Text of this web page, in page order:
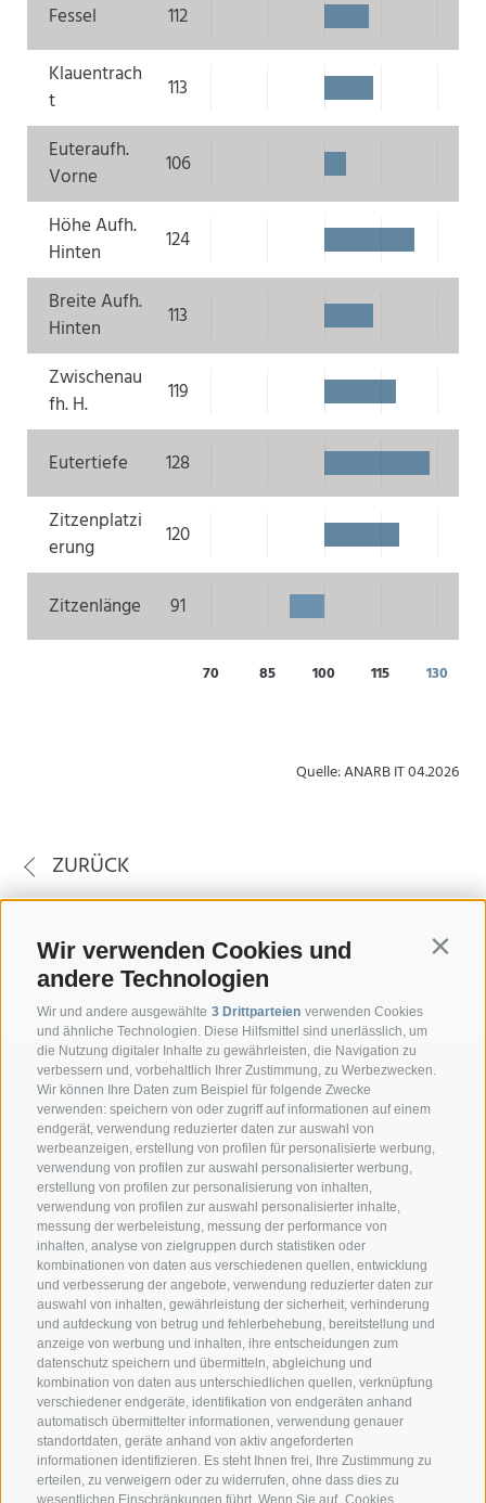
Wir verwenden Cookies und
andere Technologien
Wir und andere ausgewählte 3 Drittparteien verwenden Cookies
und ähnliche Technologien. Diese Hilfsmittel sind unerlässlich, um
die Nutzung digitaler Inhalte zu gewährleisten, die Navigation zu
verbessern und, vorbehaltlich Ihrer Zustimmung, zu Werbezwecken.
Wir können Ihre Daten zum Beispiel für folgende Zwecke
verwenden: speichern von oder zugriff auf informationen auf einem
endgerät, verwendung reduzierter daten zur auswahl von
werbeanzeigen, erstellung von profilen für personalisierte werbung,
verwendung von profilen zur auswahl personalisierter werbung,
erstellung von profilen zur personalisierung von inhalten,
verwendung von profilen zur auswahl personalisierter inhalte,
messung der werbeleistung, messung der performance von
inhalten, analyse von zielgruppen durch statistiken oder
kombinationen von daten aus verschiedenen quellen, entwicklung
und verbesserung der angebote, verwendung reduzierter daten zur
auswahl von inhalten, gewährleistung der sicherheit, verhinderung
und aufdeckung von betrug und fehlerbehebung, bereitstellung und
anzeige von werbung und inhalten, ihre entscheidungen zum
datenschutz speichern und übermitteln, abgleichung und
kombination von daten aus unterschiedlichen quellen, verknüpfung
verschiedener endgeräte, identifikation von endgeräten anhand
automatisch übermittelter informationen, verwendung genauer
standortdaten, geräte anhand von aktiv angeforderten
informationen identifizieren. Es steht Ihnen frei, Ihre Zustimmung zu
erteilen, zu verweigern oder zu widerrufen, ohne dass dies zu
wesentlichen Einschränkungen führt. Wenn Sie auf „Cookies
Fessel
112
Klauentrach
t
113
Euteraufh.
Vorne
106
Höhe Aufh.
Hinten
124
Breite Aufh.
Hinten
113
Zwischenau
fh. H.
119
Eutertiefe
128
Zitzenplatzi
erung
120
Zitzenlänge 91
70 85 100 115 130
Quelle: ANARB IT 04.2026
ZURÜCK
KONTAKT
Superbrown
Via delle Bettine, 40 - 38121 Trento
Tel.:+39 0461 432111
info@superbrown.it